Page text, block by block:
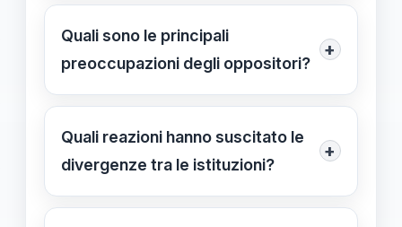
favorevoli e 7 contrari, con la
posizione decisiva della FCPE a
“vacanze di fine anno”.
Quali sono le principali
preoccupazioni degli oppositori?
+
Gli oppositori temono un
impoverimento delle tradizioni,
perdita di identità culturale e di un
festività natalizie.
Quali reazioni hanno suscitato le
divergenze tra le istituzioni?
+
Sintetizzano uno spaccamento tra chi